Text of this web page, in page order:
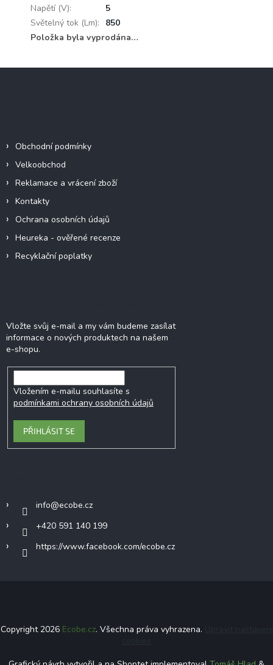
Napětí (V):
5
Světelný tok (Lm):
850
Položka byla vyprodána…
Obchodní podmínky
Velkoobchod
Reklamace a vrácení zboží
Kontakty
Ochrana osobních údajů
Heureka - ověřené recenze
Recyklační poplatky
Vložte svůj e-mail a my vám budeme zasílat
informace o nových produktech na našem
e-shopu.
Vložením e-mailu souhlasíte s
podmínkami ochrany osobních údajů
PŘIHLÁSIT SE
info@ecobe.cz
+420 591 140 199
https://www.facebook.com/ecobe.cz
Copyright 2026 Ecobe.cz. Všechna práva vyhrazena.